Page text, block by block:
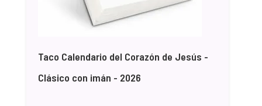
Taco Calendario del Corazón de Jesús -
Clásico con imán - 2026